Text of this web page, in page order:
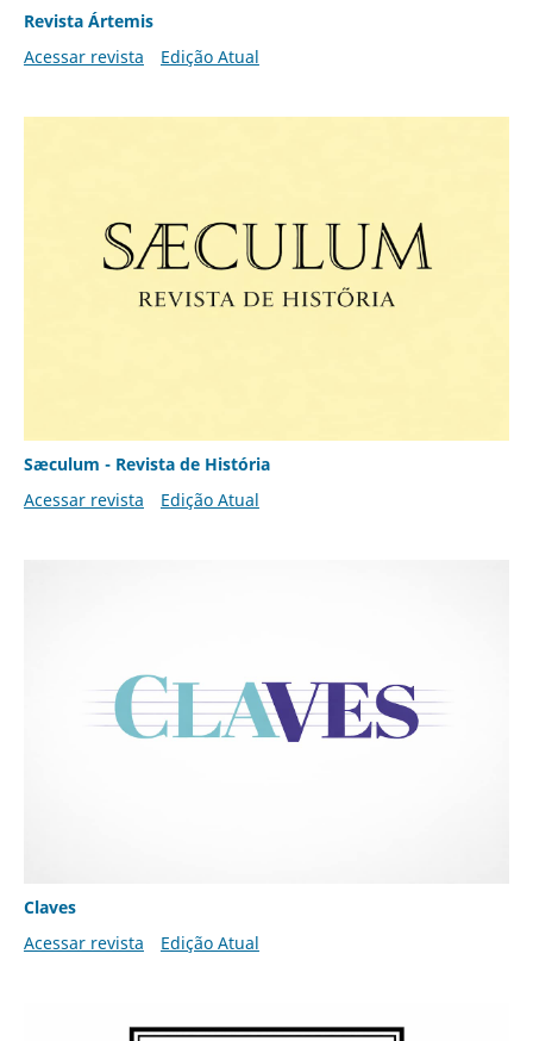
Revista Ártemis
Acessar revista
Edição Atual
Sæculum - Revista de História
Acessar revista
Edição Atual
Claves
Acessar revista
Edição Atual